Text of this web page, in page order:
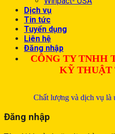
Dịch vụ
Tin tức
Tuyển dụng
Liên hệ
Đăng nhập
CÔNG TY TNHH
KỸ THUẬT
Chất lượng và dịch vụ là
Đăng nhập